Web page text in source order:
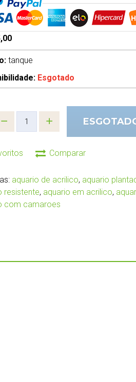
tanque
Esgotado
Comparar
aquario de acrilico, aquario
resistente, aquario em acrilico,
com camaroes